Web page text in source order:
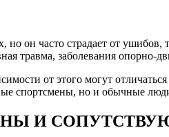
он часто страдает от
травма, заболевания опорно-
от этого могут
спортсмены, но и обычные
И